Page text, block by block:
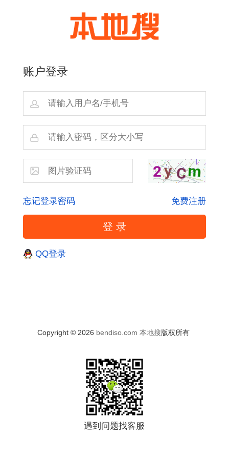
账户登录
忘记登录密码 免费注册
QQ登录
Copyright © 2026 bendiso.com 本地搜版权所有
遇到问题找客服